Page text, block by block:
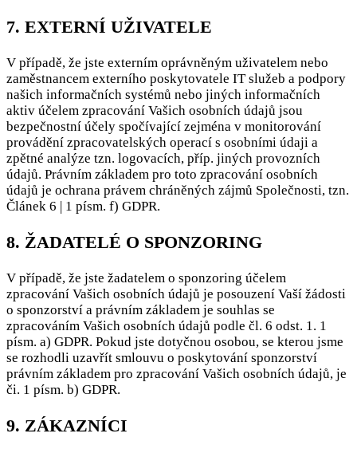
7. EXTERNÍ UŽIVATELE
V případě, že jste externím oprávněným uživatelem nebo
zaměstnancem externího poskytovatele IT služeb a podpory
našich informačních systémů nebo jiných informačních
aktiv účelem zpracování Vašich osobních údajů jsou
bezpečnostní účely spočívající zejména v monitorování
provádění zpracovatelských operací s osobními údaji a
zpětné analýze tzn. logovacích, příp. jiných provozních
údajů. Právním základem pro toto zpracování osobních
údajů je ochrana právem chráněných zájmů Společnosti, tzn.
Článek 6 | 1 písm. f) GDPR.
8. ŽADATELÉ O SPONZORING
V případě, že jste žadatelem o sponzoring účelem
zpracování Vašich osobních údajů je posouzení Vaší žádosti
o sponzorství a právním základem je souhlas se
zpracováním Vašich osobních údajů podle čl. 6 odst. 1. 1
písm. a) GDPR. Pokud jste dotyčnou osobou, se kterou jsme
se rozhodli uzavřít smlouvu o poskytování sponzorství
právním základem pro zpracování Vašich osobních údajů, je
či. 1 písm. b) GDPR.
9. ZÁKAZNÍCI